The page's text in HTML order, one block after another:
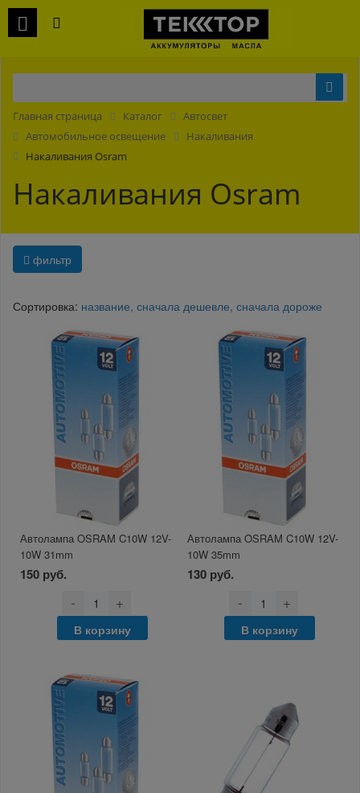
Главная страница Каталог
Автосвет
Автомобильное освещение
Накаливания
Накаливания Osram
Накаливания Osram
фильтр
Сортировка: название, сначала дешевле, сначала дороже
Автолампа OSRAM C10W 12V-
10W 31mm
150 руб.
- +
В корзину
Автолампа OSRAM C10W 12V-
10W 35mm
130 руб.
- +
В корзину